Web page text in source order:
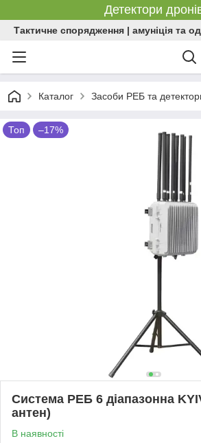
Детектори
Тактичне спорядження | амуніція та
Каталог Засоби РЕБ та
Топ –17%
Система РЕБ 6 діапазонна
антен)
В наявності